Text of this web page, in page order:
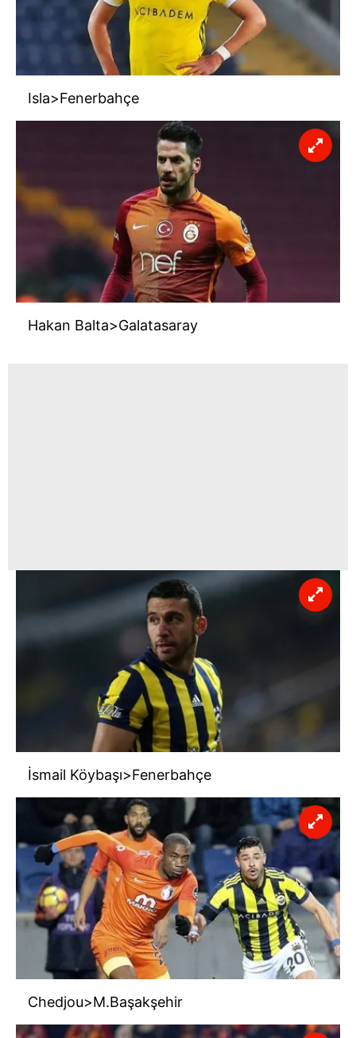
Isla>Fenerbahçe
Hakan Balta>Galatasaray
İsmail Köybaşı>Fenerbahçe
Chedjou>M.Başakşehir